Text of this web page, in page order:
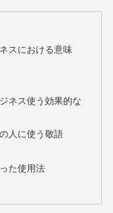
スにおける意味
ネス使う効果的な
人に使う敬語
た使用法